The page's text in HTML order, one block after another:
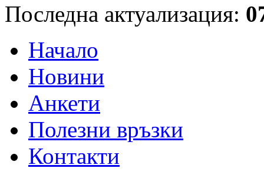
Последна актуализация:
Начало
Новини
Анкети
Полезни връзки
Контакти